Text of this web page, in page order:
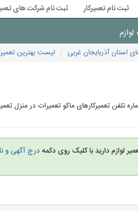
ثبت نام تعمیرکار ثبت نام شرکت های
استان آذربایجان غربی لیست بهترین
تلفن تعمیرکارهای ماکو تعمیرات در منزل
لوازم دارید با کلیک روی دکمهدرج آگهی و